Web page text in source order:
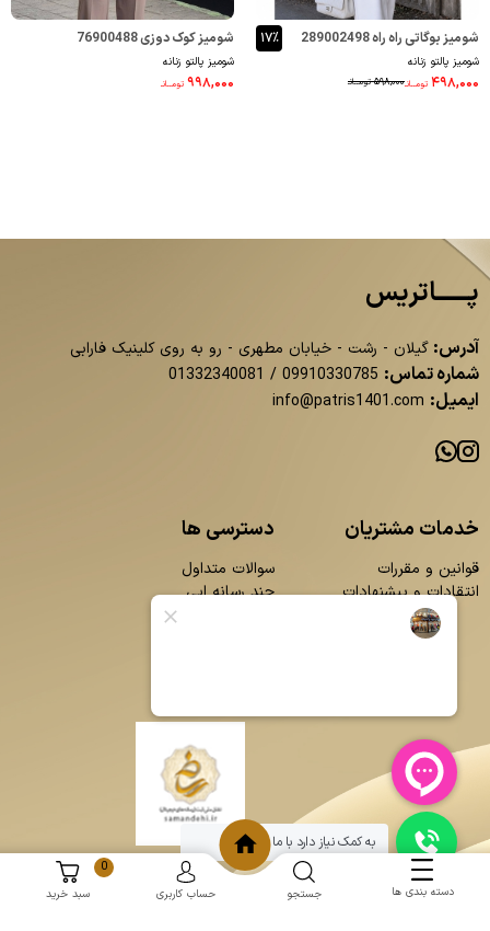
شومیز بوگاتی راه راه 289002498
شومیز پالتو زنانه
۵۹۸,۰۰۰ تومــانـ ۴۹۸,۰۰۰ تومــانـ
۱۷٪ شومیز کوک دوزی 76900488
شومیز پالتو زنانه
۹۹۸,۰۰۰ تومــانـ
پــــــاتریس
آدرس: گیلان - رشت - خیابان مطهری - رو به روی کلینیک فارابی
شماره تماس: 09910330785
/
01332340081
ایمیل: info@patris1401.com
خدمات مشتریان
قوانین و مقررات
انتقادات و پیشنهادات
دسترسی ها
سوالات متداول
چند رسانه ایی
دسته بندی ها جستجو حساب کاربری
0
سبد خرید
به کمک نیاز دارد با ما چت کنید